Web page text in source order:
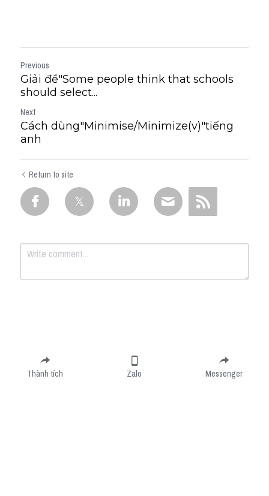
Previous
Giải đề"Some people think that schools
should select...
Next
Cách dùng"Minimise/Minimize(v)"tiếng
anh
Return to site
Submit
Thành tích Zalo Messenger